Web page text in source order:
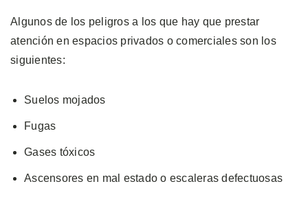
Algunos de los peligros a los que hay que prestar
atención en espacios privados o comerciales son los
siguientes:
Suelos mojados
Fugas
Gases tóxicos
Ascensores en mal estado o escaleras defectuosas